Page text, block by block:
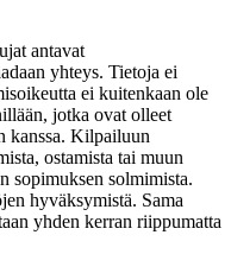
antavat
yhteys. Tietoja ei
ei kuitenkaan ole
jotka ovat olleet
kanssa. Kilpailuun
ostamista tai muun
sopimuksen solmimista.
hyväksymistä. Sama
yhden kerran riippumatta